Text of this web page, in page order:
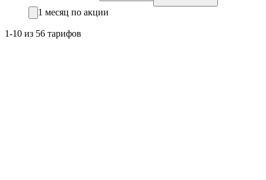
1 месяц по акции
1-10 из 56 тарифов